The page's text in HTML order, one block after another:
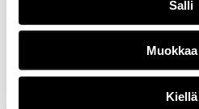
Salli
Muokkaa
Kiellä